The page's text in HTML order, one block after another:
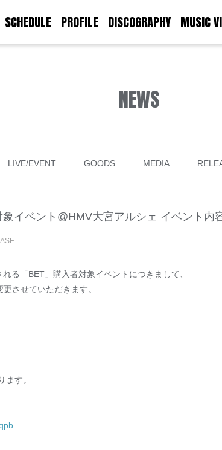
SCHEDULE PROFILE DISCOGRAPHY MUSIC
NEWS
LIVE/EVENT GOODS MEDIA
イベント@HMV大宮アルシェ イベント内
る「BET」購入者対象イベントにつきまして、
させていただきます。
す。